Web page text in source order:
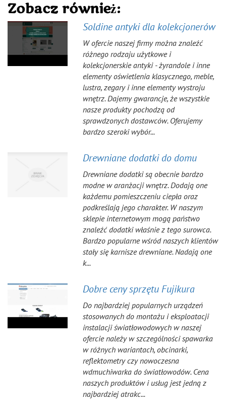
Zobacz również:
Soldine antyki dla kolekcjonerów
W ofercie naszej firmy można znaleźć
różnego rodzaju użytkowe i
kolekcjonerskie antyki - żyrandole i inne
elementy oświetlenia klasycznego, meble,
lustra, zegary i inne elementy wystroju
wnętrz. Dajemy gwarancje, że wszystkie
nasze produkty pochodzą od
sprawdzonych dostawców. Oferujemy
bardzo szeroki wybór...
Drewniane dodatki do domu
Drewniane dodatki są obecnie bardzo
modne w aranżacji wnętrz. Dodają one
każdemu pomieszczeniu ciepła oraz
podkreślają jego charakter. W naszym
sklepie internetowym mogą państwo
znaleźć dodatki właśnie z tego surowca.
Bardzo popularne wśród naszych klientów
stały się karnisze drewniane. Nadają one
k...
Dobre ceny sprzętu Fujikura
Do najbardziej popularnych urządzeń
stosowanych do montażu i eksploatacji
instalacji światłowodowych w naszej
ofercie należy w szczególności spawarka
w różnych wariantach, obcinarki,
reflektometry czy nowoczesna
wdmuchiwarka do światłowodów. Cena
naszych produktów i usług jest jedną z
najbardziej atrakc...